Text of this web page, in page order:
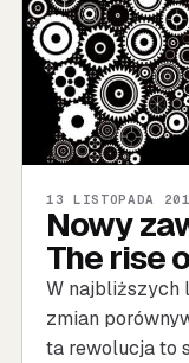
Nowy
The rise
13 LISTOPADA
W najbliższych
zmian
ta rewolucja to